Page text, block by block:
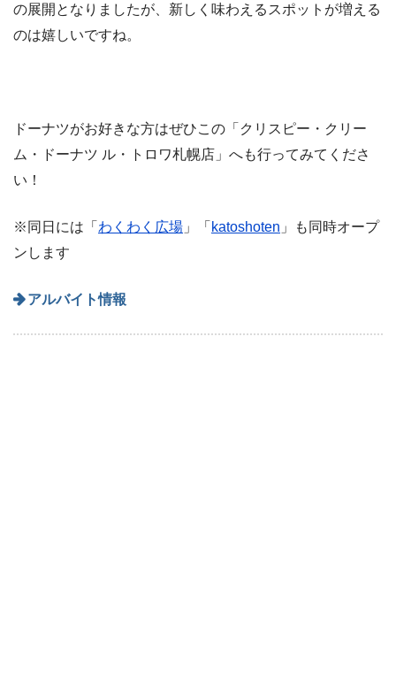
の展開となりましたが、新しく味わえるスポットが増える
のは嬉しいですね。
ドーナツがお好きな方はぜひこの「クリスピー・クリー
ム・ドーナツ ル・トロワ札幌店」へも行ってみてくださ
い！
※同日には「 わくわく広場 」「 katoshoten 」も同時オープ
ンします
アルバイト情報